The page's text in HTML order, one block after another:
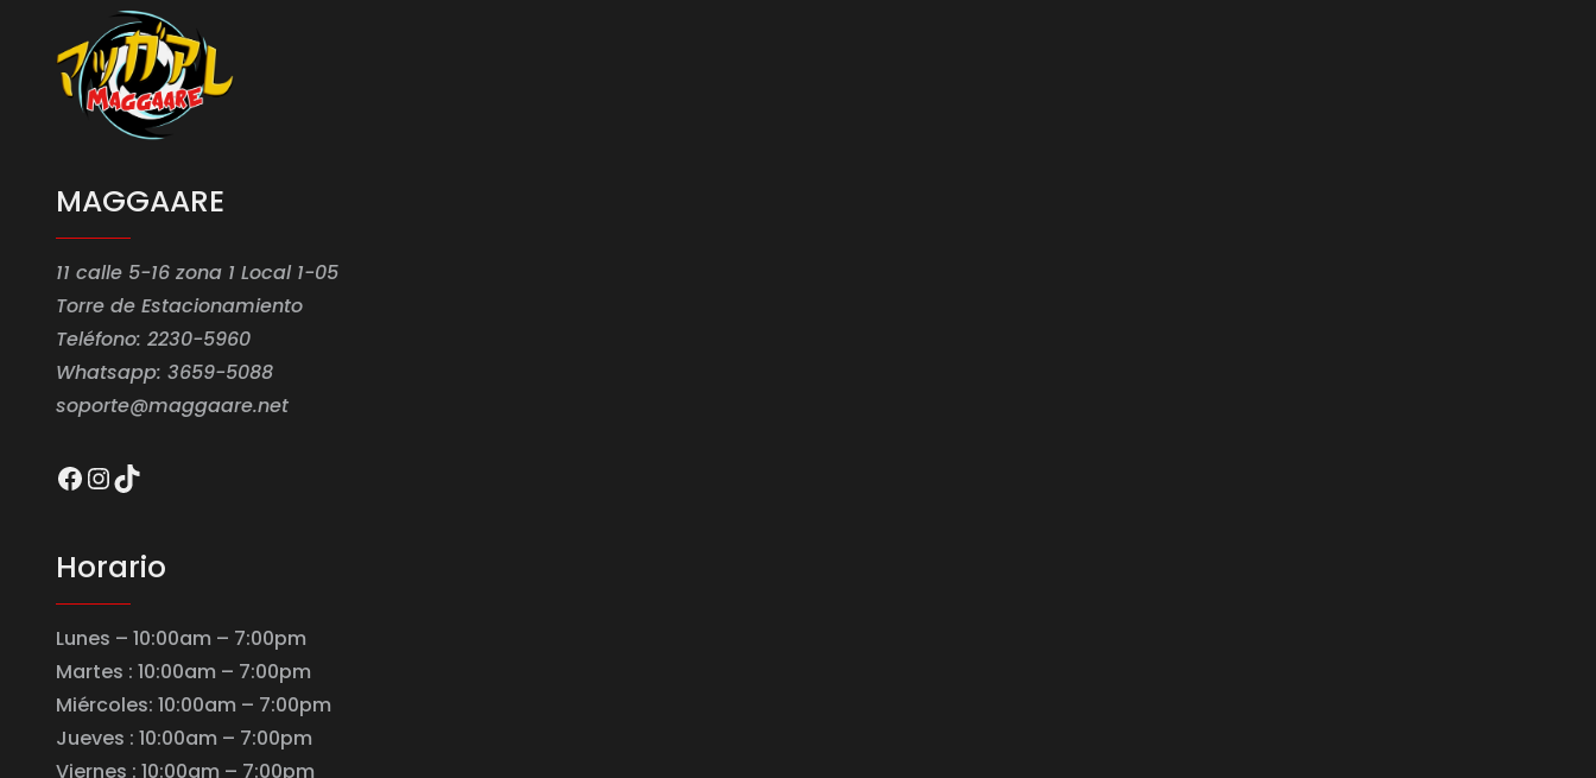
MAGGAARE
11 calle 5-16 zona 1 Local 1-05
Torre de Estacionamiento
Teléfono: 2230-5960
Whatsapp: 3659-5088
soporte@maggaare.net
Facebook
Instagram
TikTok
Horario
Lunes – 10:00am – 7:00pm
Martes : 10:00am – 7:00pm
Miércoles: 10:00am – 7:00pm
Jueves : 10:00am – 7:00pm
Viernes : 10:00am – 7:00pm